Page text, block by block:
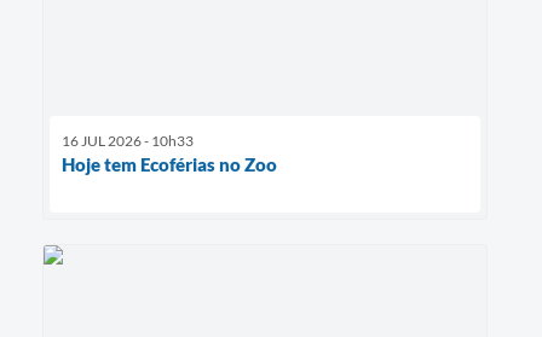
16 JUL 2026 - 10h33
Hoje tem Ecoférias no Zoo